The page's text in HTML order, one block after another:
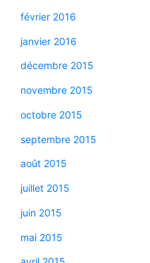
février 2016
janvier 2016
décembre 2015
novembre 2015
octobre 2015
septembre 2015
août 2015
juillet 2015
juin 2015
mai 2015